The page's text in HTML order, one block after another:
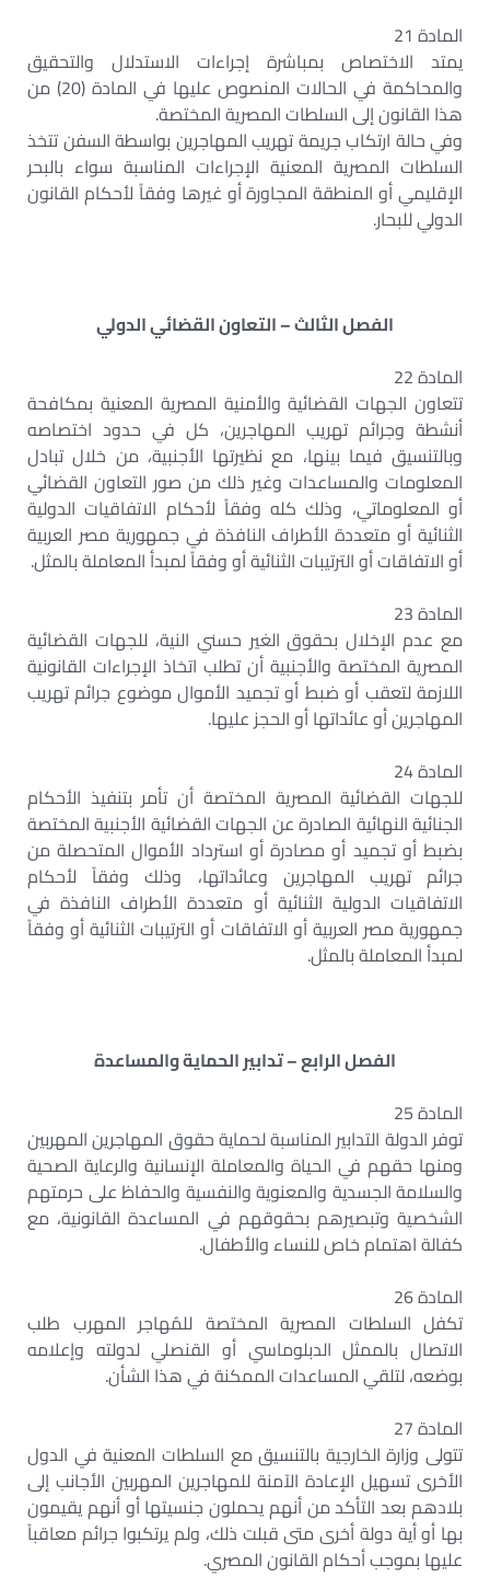
المادة 21
يمتد الاختصاص بمباشرة إجراءات الاستدلال والتحقيق
والمحاكمة في الحالات المنصوص عليها في المادة (20) من
هذا القانون إلى السلطات المصرية المختصة.
وفي حالة ارتكاب جريمة تهريب المهاجرين بواسطة السفن تتخذ
السلطات المصرية المعنية الإجراءات المناسبة سواء بالبحر
الإقليمي أو المنطقة المجاورة أو غيرها وفقاً لأحكام القانون
الدولي للبحار.
الفصل الثالث – التعاون القضائي الدولي
المادة 22
تتعاون الجهات القضائية والأمنية المصرية المعنية بمكافحة
أنشطة وجرائم تهريب المهاجرين، كل في حدود اختصاصه
وبالتنسيق فيما بينها، مع نظيرتها الأجنبية، من خلال تبادل
المعلومات والمساعدات وغير ذلك من صور التعاون القضائي
أو المعلوماتي، وذلك كله وفقاً لأحكام الاتفاقيات الدولية
الثنائية أو متعددة الأطراف النافذة في جمهورية مصر العربية
أو الاتفاقات أو الترتيبات الثنائية أو وفقاً لمبدأ المعاملة بالمثل.
المادة 23
مع عدم الإخلال بحقوق الغير حسني النية، للجهات القضائية
المصرية المختصة والأجنبية أن تطلب اتخاذ الإجراءات القانونية
اللازمة لتعقب أو ضبط أو تجميد الأموال موضوع جرائم تهريب
المهاجرين أو عائداتها أو الحجز عليها.
المادة 24
للجهات القضائية المصرية المختصة أن تأمر بتنفيذ الأحكام
الجنائية النهائية الصادرة عن الجهات القضائية الأجنبية المختصة
بضبط أو تجميد أو مصادرة أو استرداد الأموال المتحصلة من
جرائم تهريب المهاجرين وعائداتها، وذلك وفقاً لأحكام
الاتفاقيات الدولية الثنائية أو متعددة الأطراف النافذة في
جمهورية مصر العربية أو الاتفاقات أو الترتيبات الثنائية أو وفقاً
لمبدأ المعاملة بالمثل.
الفصل الرابع – تدابير الحماية والمساعدة
المادة 25
توفر الدولة التدابير المناسبة لحماية حقوق المهاجرين المهربين
ومنها حقهم في الحياة والمعاملة الإنسانية والرعاية الصحية
والسلامة الجسدية والمعنوية والنفسية والحفاظ على حرمتهم
الشخصية وتبصيرهم بحقوقهم في المساعدة القانونية، مع
كفالة اهتمام خاص للنساء والأطفال.
المادة 26
تكفل السلطات المصرية المختصة للمُهاجر المهرب طلب
الاتصال بالممثل الدبلوماسي أو القنصلي لدولته وإعلامه
بوضعه، لتلقي المساعدات الممكنة في هذا الشأن.
المادة 27
تتولى وزارة الخارجية بالتنسيق مع السلطات المعنية في الدول
الأخرى تسهيل الإعادة الآمنة للمهاجرين المهربين الأجانب إلى
بلادهم بعد التأكد من أنهم يحملون جنسيتها أو أنهم يقيمون
بها أو أية دولة أخرى متى قبلت ذلك، ولم يرتكبوا جرائم معاقباً
عليها بموجب أحكام القانون المصري.